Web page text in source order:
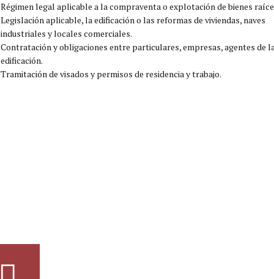
Régimen legal aplicable a la compraventa o explotación de bienes
Legislación aplicable, la edificación o las reformas de viviendas, naves
industriales y locales comerciales.
Contratación y obligaciones entre particulares, empresas, agentes de
edificación.
Tramitación de visados y permisos de residencia y trabajo.